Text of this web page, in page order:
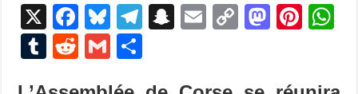
X
F
ac
e
Bl
u
es
T
S
E
C
M Pi
T
R
G